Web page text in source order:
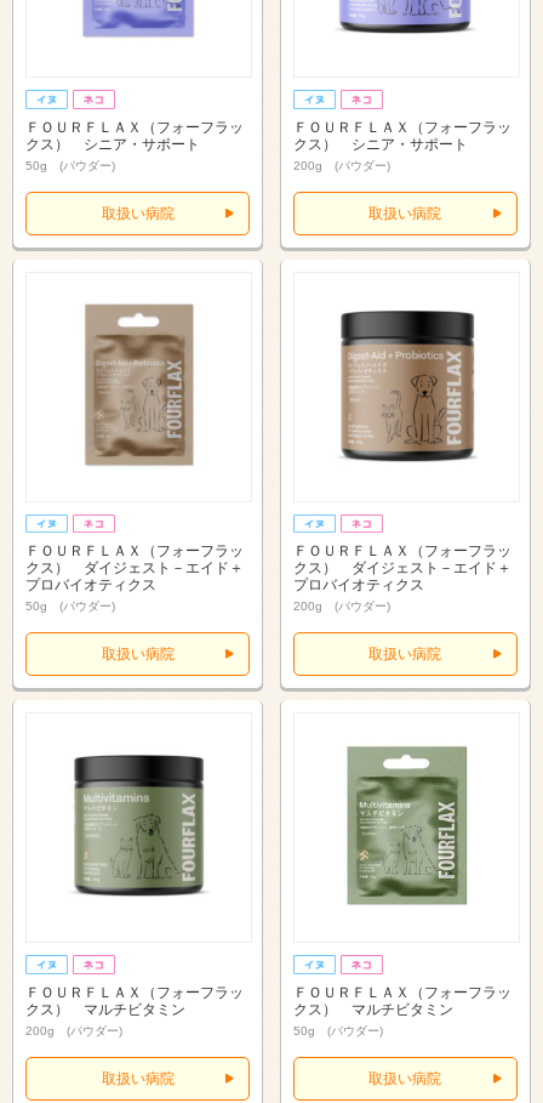
ＦＯＵＲＦＬＡＸ（フォーフラッ
クス） シニア・サポート
50g (パウダー)
取扱い病院
ＦＯＵＲＦＬＡＸ（フォーフラッ
クス） シニア・サポート
200g (パウダー)
取扱い病院
ＦＯＵＲＦＬＡＸ（フォーフラッ
クス） ダイジェスト－エイド＋
プロバイオティクス
50g (パウダー)
取扱い病院
ＦＯＵＲＦＬＡＸ（フォーフラッ
クス） ダイジェスト－エイド＋
プロバイオティクス
200g (パウダー)
取扱い病院
ＦＯＵＲＦＬＡＸ（フォーフラッ
クス） マルチビタミン
200g (パウダー)
取扱い病院
ＦＯＵＲＦＬＡＸ（フォーフラッ
クス） マルチビタミン
50g (パウダー)
取扱い病院